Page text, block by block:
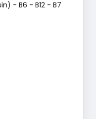
- B6 - B12 - B7